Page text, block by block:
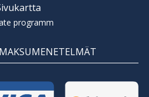
programm